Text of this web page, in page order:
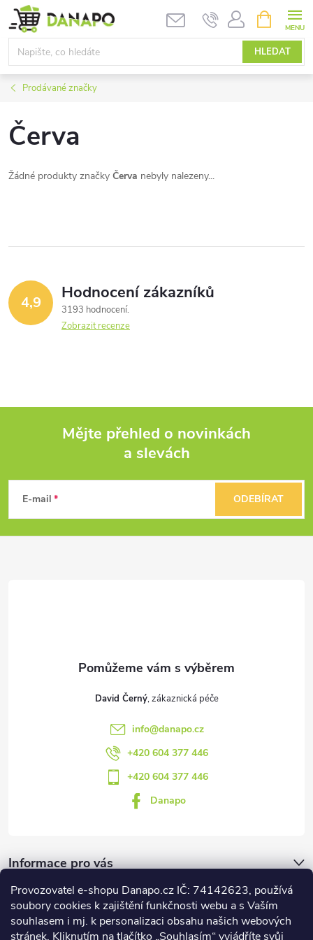
Provozovatel e-shopu Danapo.cz IČ: 74142623, používá
soubory cookies k zajištění funkčnosti webu a s Vaším
souhlasem i mj. k personalizaci obsahu našich webových
stránek. Kliknutím na tlačítko „Souhlasím“ vyjádříte svůj
Přejít
na
obsah
HLEDAT
NÁKUPNÍ
KOŠÍK
Prodávané značky
Červa
Žádné produkty značky Červa nebyly nalezeny...
4,9 Hodnocení zákazníků
3193 hodnocení
Zobrazit recenze
p
Mějte přehled o novinkách
a slevách
E-mail ODEBÍRAT
David Černý
info@danapo.cz
+420 604 377 446
+420 604 377 446
Danapo
Informace pro vás
Dotazník